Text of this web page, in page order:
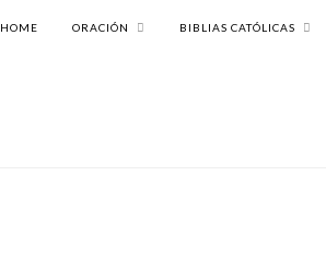
HOME ORACIÓN BIBLIAS CATÓLICAS